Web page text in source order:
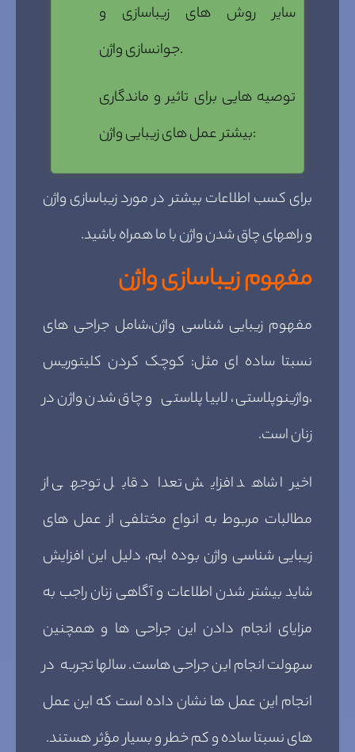
سایر روش های زیباسازی و
جوانسازی واژن.
توصیه هایی برای تاثیر و ماندگاری
بیشتر عمل های زیبایی واژن:
برای کسب اطلاعات بیشتر در مورد زیباسازی واژن
و راههای چاق شدن واژن با ما همراه باشید.
مفهوم زیباسازی واژن
مفهوم زیبایی شناسی واژن،شامل جراحی های
نسبتا ساده ای مثل: کوچک کردن کلیتوریس
،واژینوپلاستی، لابیا پلاستی و چاق شدن واژن در
زنان است.
اخیرا شاهد افزایش تعداد قابل توجهی از
مطالبات مربوط به انواع مختلفی از عمل های
زیبایی شناسی واژن بوده ایم، دلیل این افزایش
شاید بیشتر شدن اطلاعات و آگاهی زنان راجب به
مزایای انجام دادن این جراحی ها و همچنین
سهولت انجام این جراحی هاست. سالها تجربه در
انجام این عمل ها نشان داده است که این عمل
های نسبتا ساده و کم خطر و بسیار مؤثر هستند.